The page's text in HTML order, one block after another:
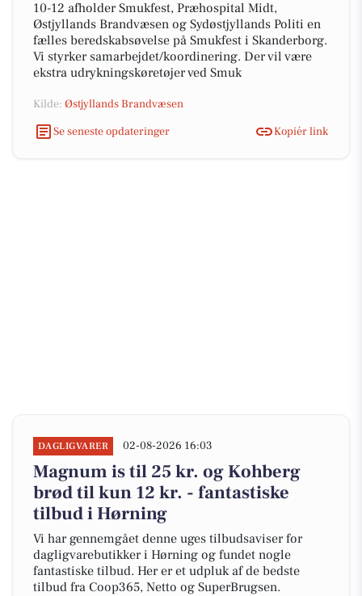
10-12 afholder Smukfest, Præhospital Midt,
Østjyllands Brandvæsen og Sydøstjyllands Politi en
fælles beredskabsøvelse på Smukfest i Skanderborg.
Vi styrker samarbejdet/koordinering. Der vil være
ekstra udrykningskøretøjer ved Smuk
Kilde: Østjyllands Brandvæsen
Se seneste opdateringer
Kopiér link
DAGLIGVARER 02-08-2026 16:03
Magnum is til 25 kr. og Kohberg
brød til kun 12 kr. - fantastiske
tilbud i Hørning
Vi har gennemgået denne uges tilbudsaviser for
dagligvarebutikker i Hørning og fundet nogle
fantastiske tilbud. Her er et udpluk af de bedste
tilbud fra Coop365, Netto og SuperBrugsen.